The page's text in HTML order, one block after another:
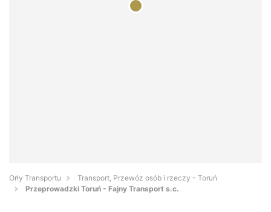
Orły Transportu
Transport, Przewóz osób i rzeczy - Toruń
Przeprowadzki Toruń - Fajny Transport s.c.